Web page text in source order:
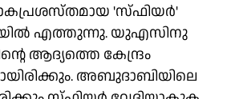
'സ്ഫിയര്‍'
എത്തുന്നു. യുഎസിനു
ആദ്യത്തെ കേന്ദ്രം
അബുദാബിയിലെ